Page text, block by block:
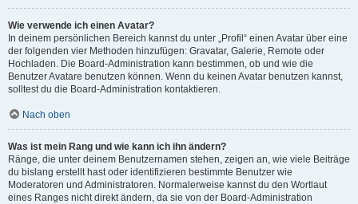
Wie verwende ich einen Avatar?
In deinem persönlichen Bereich kannst du unter „Profil“ einen Avatar über eine
der folgenden vier Methoden hinzufügen: Gravatar, Galerie, Remote oder
Hochladen. Die Board-Administration kann bestimmen, ob und wie die
Benutzer Avatare benutzen können. Wenn du keinen Avatar benutzen kannst,
solltest du die Board-Administration kontaktieren.
Nach oben
Was ist mein Rang und wie kann ich ihn ändern?
Ränge, die unter deinem Benutzernamen stehen, zeigen an, wie viele Beiträge
du bislang erstellt hast oder identifizieren bestimmte Benutzer wie
Moderatoren und Administratoren. Normalerweise kannst du den Wortlaut
eines Ranges nicht direkt ändern, da sie von der Board-Administration